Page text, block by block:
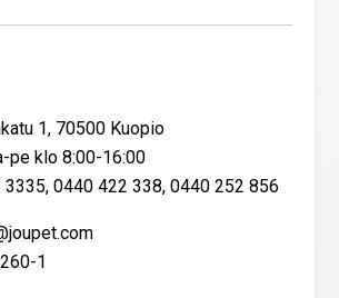
1, 70500 Kuopio
pe klo 8:00-16:00
3335, 0440 422 338, 0440 252 856
1